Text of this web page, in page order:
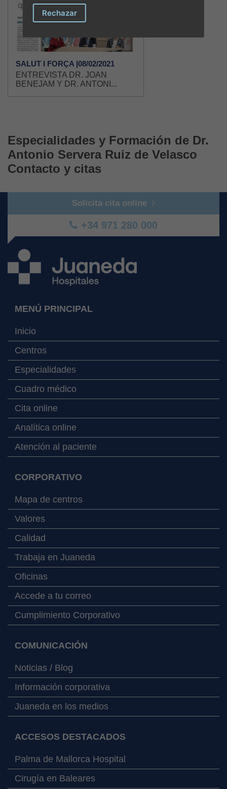
SALUT I FORÇA |08/02/2021
ENTREVISTA DR. JOAN
BENEJAM Y DR. ANTONI...
Especialidades y Formación de Dr.
Antonio Servera Ruiz de Velasco
Contacto y citas
Solicita cita online
+34 971 280 000
MENÚ PRINCIPAL
Inicio
Centros
Especialidades
Cuadro médico
Cita online
Analítica online
Atención al paciente
CORPORATIVO
Mapa de centros
Valores
Calidad
Trabaja en Juaneda
Oficinas
Accede a tu correo
Cumplimiento Corporativo
COMUNICACIÓN
Noticias / Blog
Información corporativa
Juaneda en los medios
ACCESOS DESTACADOS
Palma de Mallorca Hospital
Cirugía en Baleares
Rechazar